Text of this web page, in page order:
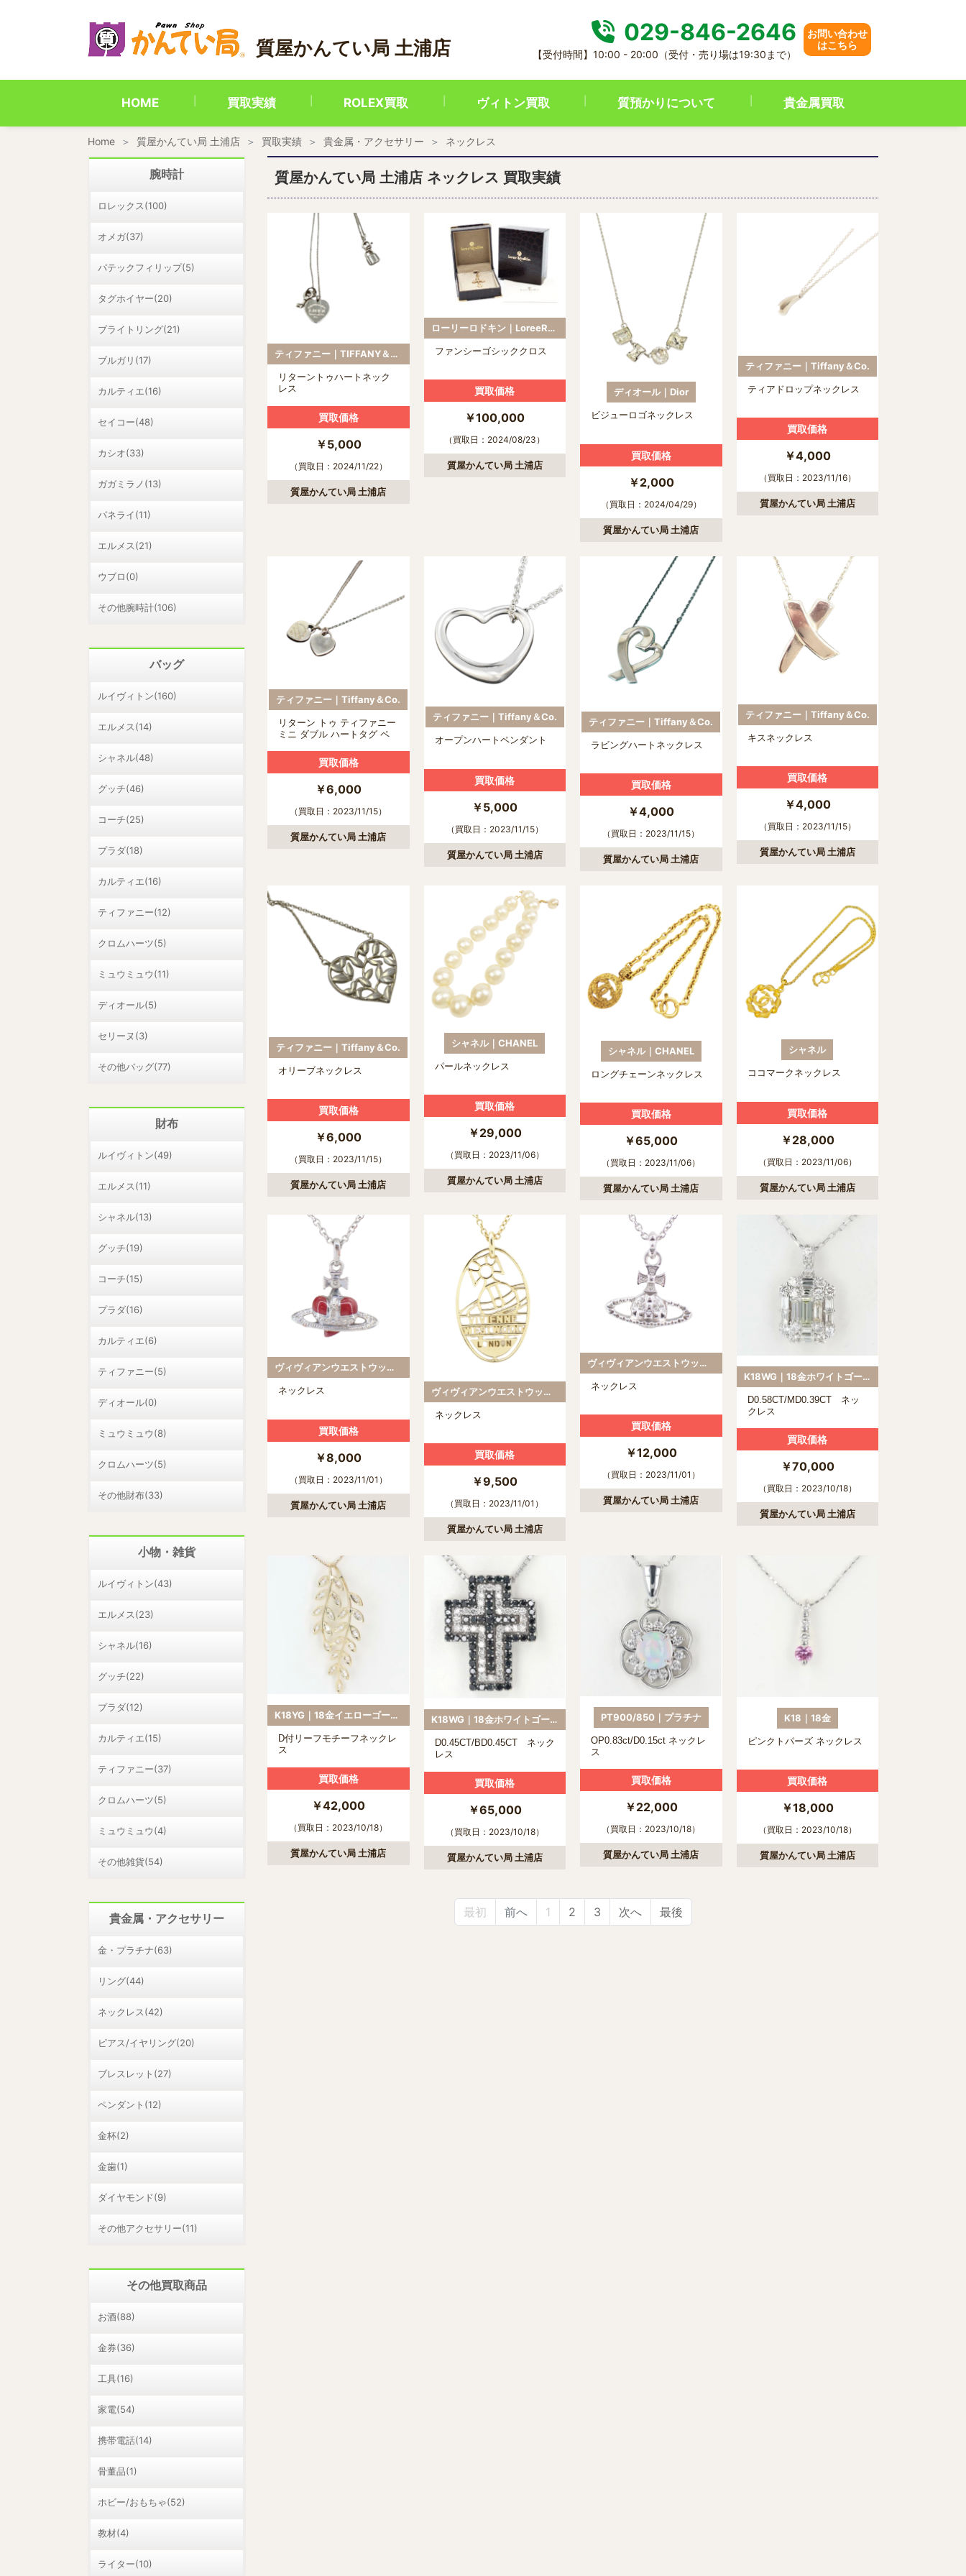
質屋かんてい局 土浦店
029-846-2646
【受付時間】10:00 - 20:00（受付・売り場は19:30まで）
お問い合わせ
はこちら
HOME 買取実績 ROLEX買取 ヴィトン買取 質預かりについて 貴金属買取
Home 質屋かんてい局 土浦店 買取実績 貴金属・アクセサリー ネックレス
質屋かんてい局 土浦店 ネックレス 買取実績
ティファニー｜TIFFANY＆CO.
リターントゥハートネック
レス
買取価格
￥5,000
（買取日：2024/11/22）
質屋かんてい局 土浦店
ローリーロドキン｜LoreeRodkin
ファンシーゴシッククロス
買取価格
￥100,000
（買取日：2024/08/23）
質屋かんてい局 土浦店
ディオール｜Dior
ビジューロゴネックレス
買取価格
￥2,000
（買取日：2024/04/29）
質屋かんてい局 土浦店
ティファニー｜Tiffany＆Co.
ティアドロップネックレス
買取価格
￥4,000
（買取日：2023/11/16）
質屋かんてい局 土浦店
ティファニー｜Tiffany＆Co.
リターン トゥ ティファニー
ミニ ダブル ハートタグ ペ
買取価格
￥6,000
（買取日：2023/11/15）
質屋かんてい局 土浦店
ティファニー｜Tiffany＆Co.
オープンハートペンダント
買取価格
￥5,000
（買取日：2023/11/15）
質屋かんてい局 土浦店
ティファニー｜Tiffany＆Co.
ラビングハートネックレス
買取価格
￥4,000
（買取日：2023/11/15）
質屋かんてい局 土浦店
ティファニー｜Tiffany＆Co.
キスネックレス
買取価格
￥4,000
（買取日：2023/11/15）
質屋かんてい局 土浦店
ティファニー｜Tiffany＆Co.
オリーブネックレス
買取価格
￥6,000
（買取日：2023/11/15）
質屋かんてい局 土浦店
シャネル｜CHANEL
パールネックレス
買取価格
￥29,000
（買取日：2023/11/06）
質屋かんてい局 土浦店
シャネル｜CHANEL
ロングチェーンネックレス
買取価格
￥65,000
（買取日：2023/11/06）
質屋かんてい局 土浦店
シャネル
ココマークネックレス
買取価格
￥28,000
（買取日：2023/11/06）
質屋かんてい局 土浦店
ヴィヴィアンウエストウッド｜Vivienne Westwooⅾ
ネックレス
買取価格
￥8,000
（買取日：2023/11/01）
質屋かんてい局 土浦店
ヴィヴィアンウエストウッド｜Vivienne Westwooⅾ
ネックレス
買取価格
￥9,500
（買取日：2023/11/01）
質屋かんてい局 土浦店
ヴィヴィアンウエストウッド｜Vivienne Westwooⅾ
ネックレス
買取価格
￥12,000
（買取日：2023/11/01）
質屋かんてい局 土浦店
K18WG｜18金ホワイトゴールド
D0.58CT/MD0.39CT ネッ
クレス
買取価格
￥70,000
（買取日：2023/10/18）
質屋かんてい局 土浦店
K18YG｜18金イエローゴールド
D付リーフモチーフネックレ
ス
買取価格
￥42,000
（買取日：2023/10/18）
質屋かんてい局 土浦店
K18WG｜18金ホワイトゴールド
D0.45CT/BD0.45CT ネック
レス
買取価格
￥65,000
（買取日：2023/10/18）
質屋かんてい局 土浦店
PT900/850｜プラチナ
OP0.83ct/D0.15ct ネックレ
ス
買取価格
￥22,000
（買取日：2023/10/18）
質屋かんてい局 土浦店
K18｜18金
ピンクトパーズ ネックレス
買取価格
￥18,000
（買取日：2023/10/18）
質屋かんてい局 土浦店
最初 前へ 1 2 3 次へ 最後
腕時計
ロレックス(100)
オメガ(37)
パテックフィリップ(5)
タグホイヤー(20)
ブライトリング(21)
ブルガリ(17)
カルティエ(16)
セイコー(48)
カシオ(33)
ガガミラノ(13)
パネライ(11)
エルメス(21)
ウブロ(0)
その他腕時計(106)
バッグ
ルイヴィトン(160)
エルメス(14)
シャネル(48)
グッチ(46)
コーチ(25)
プラダ(18)
カルティエ(16)
ティファニー(12)
クロムハーツ(5)
ミュウミュウ(11)
ディオール(5)
セリーヌ(3)
その他バッグ(77)
財布
ルイヴィトン(49)
エルメス(11)
シャネル(13)
グッチ(19)
コーチ(15)
プラダ(16)
カルティエ(6)
ティファニー(5)
ディオール(0)
ミュウミュウ(8)
クロムハーツ(5)
その他財布(33)
小物・雑貨
ルイヴィトン(43)
エルメス(23)
シャネル(16)
グッチ(22)
プラダ(12)
カルティエ(15)
ティファニー(37)
クロムハーツ(5)
ミュウミュウ(4)
その他雑貨(54)
貴金属・アクセサリー
金・プラチナ(63)
リング(44)
ネックレス(42)
ピアス/イヤリング(20)
ブレスレット(27)
ペンダント(12)
金杯(2)
金歯(1)
ダイヤモンド(9)
その他アクセサリー(11)
その他買取商品
お酒(88)
金券(36)
工具(16)
家電(54)
携帯電話(14)
骨董品(1)
ホビー/おもちゃ(52)
教材(4)
ライター(10)